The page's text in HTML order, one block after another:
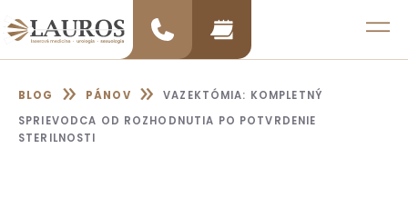
na
obsah
BLOG » PÁNOV »VAZEKTÓMIA: KOMPLETNÝ
SPRIEVODCA OD ROZHODNUTIA PO POTVRDENIE
STERILNOSTI